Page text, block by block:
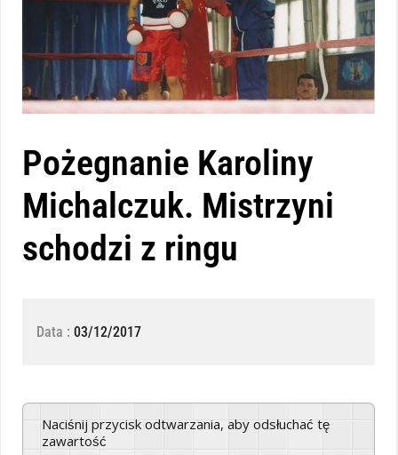
Pożegnanie Karoliny
Michalczuk. Mistrzyni
schodzi z ringu
Data : 03/12/2017
Naciśnij przycisk odtwarzania, aby odsłuchać tę
zawartość